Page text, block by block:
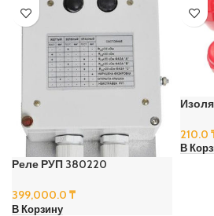
Реле РУП 380220
399,000.0 ₸
В Корзину
210.0
В